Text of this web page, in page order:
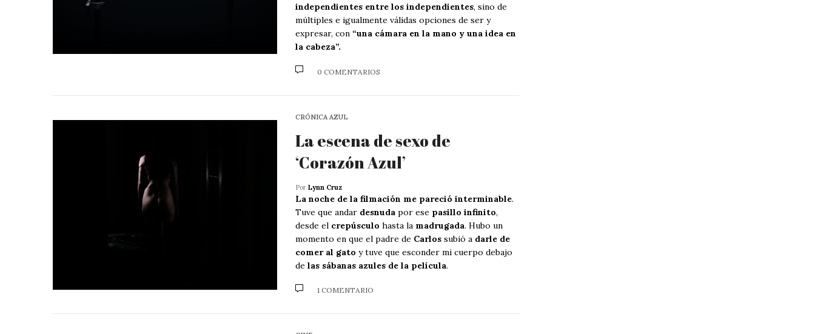
independientes entre los independientes, sino de
múltiples e igualmente válidas opciones de ser y
expresar, con “una cámara en la mano y una idea en
la cabeza”.
0 COMENTARIOS
CRÓNICA AZUL
La escena de sexo de
‘Corazón Azul’
Por Lynn Cruz
La noche de la filmación me pareció interminable.
Tuve que andar desnuda por ese pasillo infinito,
desde el crepúsculo hasta la madrugada. Hubo un
momento en que el padre de Carlos subió a darle de
comer al gato y tuve que esconder mi cuerpo debajo
de las sábanas azules de la película.
1 COMENTARIO